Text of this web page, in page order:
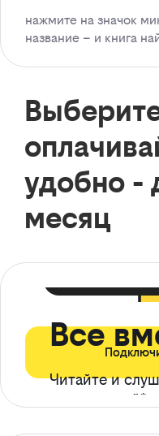
нажмите на значок
название – и книга
удобно -
месяц
Все
Читайте и
ограничений*